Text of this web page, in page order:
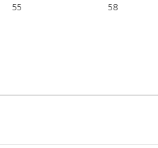
55 58